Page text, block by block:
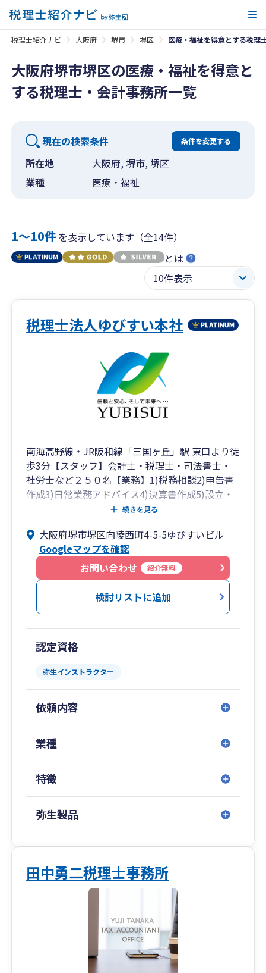
税理士紹介ナビ 大阪府 堺市 堺区 医療・福祉を得意とする税理
大阪府堺市堺区の医療・福祉を得意と
する税理士・会計事務所一覧
現在の検索条件 条件を変更する
所在地
大阪府, 堺市, 堺区
業種
医療・福祉
1〜10件を表示しています（全14件）
とは
税理士法人ゆびすい本社
南海高野線・JR阪和線「三国ヶ丘」駅 東口より徒
歩3分【スタッフ】会計士・税理士・司法書士・
社労士など２５０名【業務】1)税務相談2)申告書
作成3)日常業務アドバイス4)決算書作成5)設立・
開業のアドバイス6)相続対策・不動産活用・保険
様々なニーズに即応できる体制を整えています。
続きを見る
大阪府堺市堺区向陵西町4-5-5ゆびすいビル
Googleマップを確認
お問い合わせ
紹介無料
検討リストに追加
認定資格
弥生インストラクター
依頼内容
業種
特徴
弥生製品
田中勇二税理士事務所